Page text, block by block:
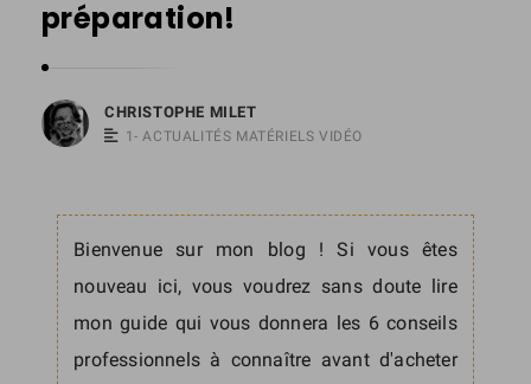
préparation!
CHRISTOPHE MILET
1- ACTUALITÉS MATÉRIELS VIDÉO
Bienvenue sur mon blog ! Si vous êtes
nouveau ici, vous voudrez sans doute lire
mon guide qui vous donnera les 6 conseils
professionnels à connaître avant d'acheter